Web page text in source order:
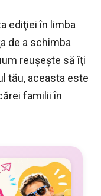
ediţiei în limba
de a schimba
reuşeşte să îţi
tău, aceasta este
familii în